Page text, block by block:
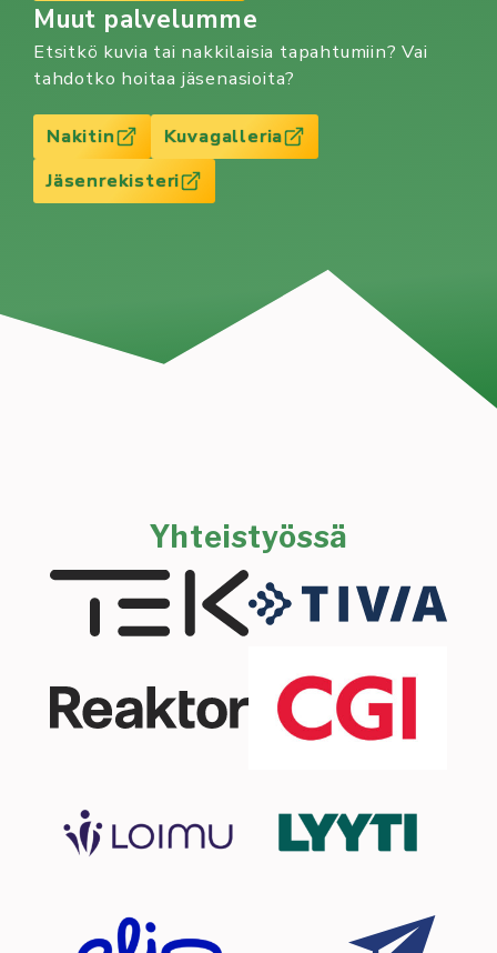
Muut palvelumme
Etsitkö kuvia tai nakkilaisia tapahtumiin? Vai
tahdotko hoitaa jäsenasioita?
Nakitin
Kuvagalleria
Jäsenrekisteri
Yhteistyössä